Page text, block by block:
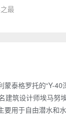
波澜壮阔的星球与
最
蒙泰格罗托的“Y-
建筑设计师埃马努
要用于自由潜水和